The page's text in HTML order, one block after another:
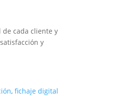
cada cliente y
y
,fichaje digital